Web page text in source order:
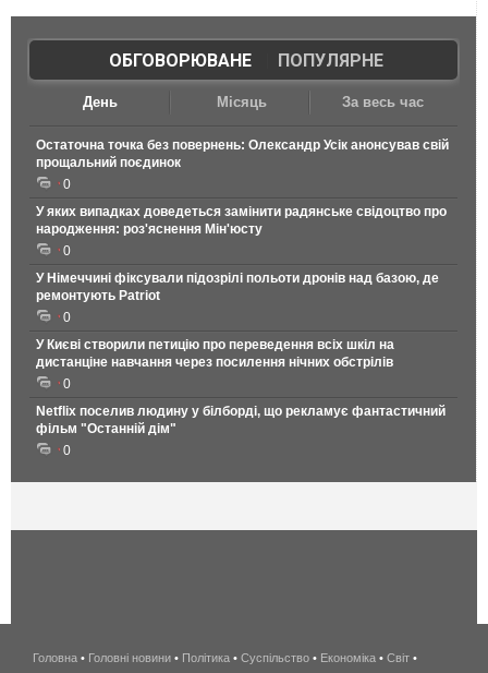
ОБГОВОРЮВАНЕ| ПОПУЛЯРНЕ
День Місяць За весь час
Остаточна точка без повернень: Олександр Усік анонсував свій
прощальний поєдинок
0
У яких випадках доведеться замінити радянське свідоцтво про
народження: роз'яснення Мін'юсту
0
У Німеччині фіксували підозрілі польоти дронів над базою, де
ремонтують Patriot
0
У Києві створили петицію про переведення всіх шкіл на
дистанціне навчання через посилення нічних обстрілів
0
Netflix поселив людину у білборді, що рекламує фантастичний
фільм "Останній дім"
0
беспроводной
Головна • Головні новини • Політика • Суспільство • Економіка • Світ •